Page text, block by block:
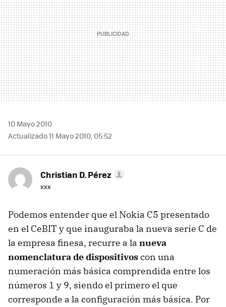
10 Mayo 2010
Actualizado 11 Mayo 2010, 05:52
Christian D. Pérez
xxx
Podemos entender que el Nokia C5 presentado
en el CeBIT y que inauguraba la nueva serie C de
la empresa finesa, recurre a la nueva
nomenclatura de dispositivoscon una
numeración más básica comprendida entre los
números 1 y 9, siendo el primero el que
corresponde a la configuración más básica. Por